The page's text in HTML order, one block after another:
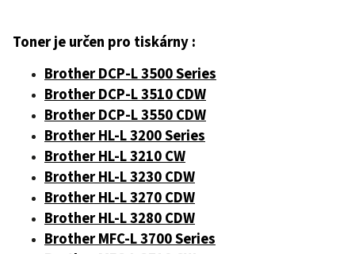
Toner je určen pro tiskárny :
Brother DCP-L 3500 Series
Brother DCP-L 3510 CDW
Brother DCP-L 3550 CDW
Brother HL-L 3200 Series
Brother HL-L 3210 CW
Brother HL-L 3230 CDW
Brother HL-L 3270 CDW
Brother HL-L 3280 CDW
Brother MFC-L 3700 Series